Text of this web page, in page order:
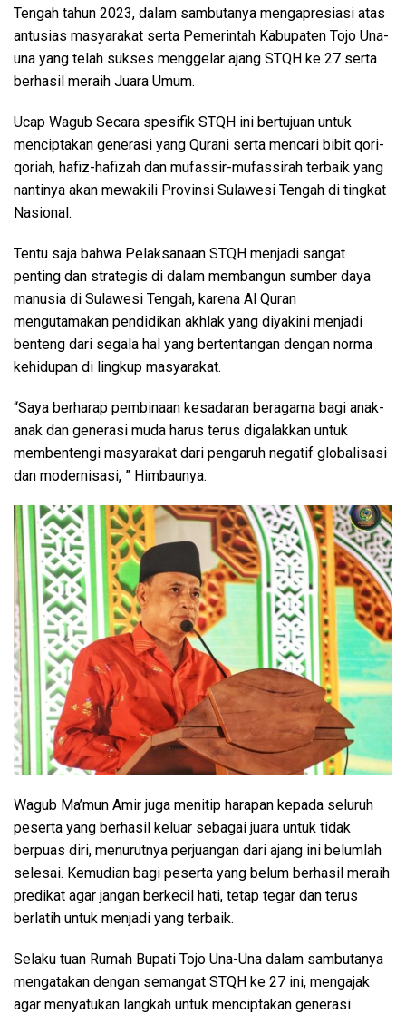
Tengah tahun 2023, dalam sambutanya mengapresiasi atas
antusias masyarakat serta Pemerintah Kabupaten Tojo Una-
una yang telah sukses menggelar ajang STQH ke 27 serta
berhasil meraih Juara Umum.
Ucap Wagub Secara spesifik STQH ini bertujuan untuk
menciptakan generasi yang Qurani serta mencari bibit qori-
qoriah, hafiz-hafizah dan mufassir-mufassirah terbaik yang
nantinya akan mewakili Provinsi Sulawesi Tengah di tingkat
Nasional.
Tentu saja bahwa Pelaksanaan STQH menjadi sangat
penting dan strategis di dalam membangun sumber daya
manusia di Sulawesi Tengah, karena Al Quran
mengutamakan pendidikan akhlak yang diyakini menjadi
benteng dari segala hal yang bertentangan dengan norma
kehidupan di lingkup masyarakat.
“Saya berharap pembinaan kesadaran beragama bagi anak-
anak dan generasi muda harus terus digalakkan untuk
membentengi masyarakat dari pengaruh negatif globalisasi
dan modernisasi, ” Himbaunya.
Wagub Ma’mun Amir juga menitip harapan kepada seluruh
peserta yang berhasil keluar sebagai juara untuk tidak
berpuas diri, menurutnya perjuangan dari ajang ini belumlah
selesai. Kemudian bagi peserta yang belum berhasil meraih
predikat agar jangan berkecil hati, tetap tegar dan terus
berlatih untuk menjadi yang terbaik.
Selaku tuan Rumah Bupati Tojo Una-Una dalam sambutanya
mengatakan dengan semangat STQH ke 27 ini, mengajak
agar menyatukan langkah untuk menciptakan generasi